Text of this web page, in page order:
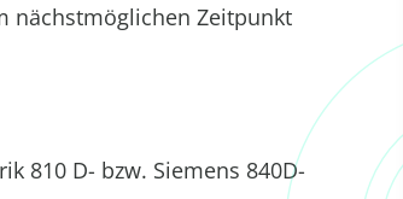
nächstmöglichen Zeitpunkt
810 D- bzw. Siemens 840D-